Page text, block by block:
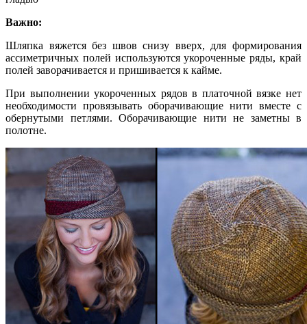
Важно:
Шляпка вяжется без швов снизу вверх, для формирования
ассиметричных полей используются укороченные ряды, край
полей заворачивается и пришивается к кайме.
При выполнении укороченных рядов в платочной вязке нет
необходимости провязывать оборачивающие нити вместе с
обернутыми петлями. Оборачивающие нити не заметны в
полотне.